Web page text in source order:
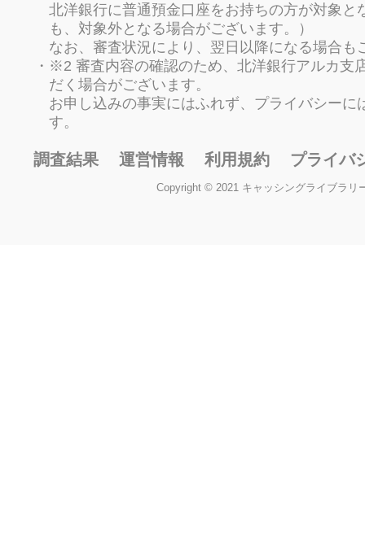
北洋銀行に普通預金口座をお持ちの方が対象
も、対象外となる場合がございます。）
なお、審査状況により、翌日以降になる場合も
※2 審査内容の確認のため、北洋銀行アルカ支
だく場合がございます。
お申し込みの事実にはふれず、プライバシー
す。
調査結果 運営情報 利用規約 プライバ
Copyright © 2021 キャッシングライブラリ